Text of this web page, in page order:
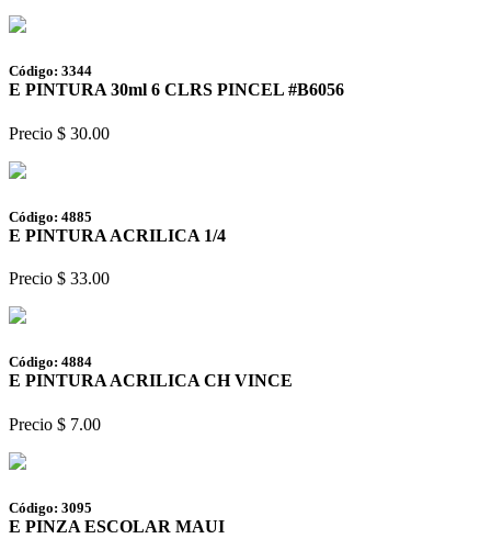
Código: 3344
E PINTURA 30ml 6 CLRS PINCEL #B6056
Precio $ 30.00
Código: 4885
E PINTURA ACRILICA 1/4
Precio $ 33.00
Código: 4884
E PINTURA ACRILICA CH VINCE
Precio $ 7.00
Código: 3095
E PINZA ESCOLAR MAUI